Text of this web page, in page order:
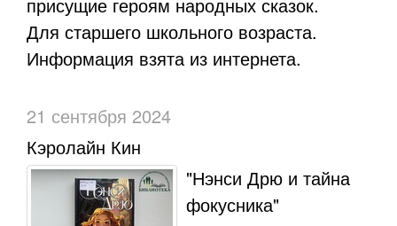
Для старшего школьного возраста.
Информация взята из интернета.
21 сентября 2024
Кэролайн Кин
"Нэнси Дрю и тайна
фокусника"